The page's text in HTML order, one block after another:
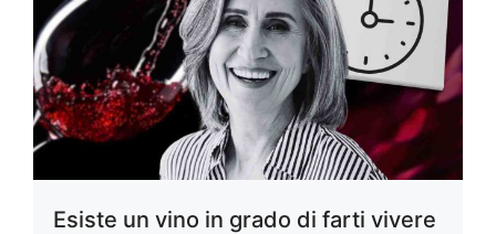
Esiste un vino in grado di farti vivere